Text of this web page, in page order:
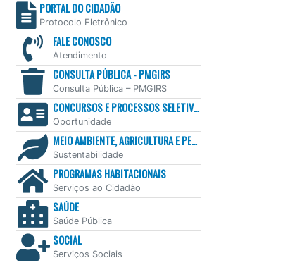
PORTAL DO CIDADÃO
Protocolo Eletrônico
FALE CONOSCO
Atendimento
CONSULTA PÚBLICA - PMGIRS
Consulta Pública – PMGIRS
CONCURSOS E PROCESSOS SELETIVOS
Oportunidade
MEIO AMBIENTE, AGRICULTURA E PESCA
Sustentabilidade
PROGRAMAS HABITACIONAIS
Serviços ao Cidadão
SAÚDE
Saúde Pública
SOCIAL
Serviços Sociais